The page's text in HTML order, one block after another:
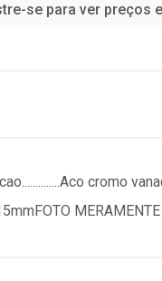
se para ver preços
cromo